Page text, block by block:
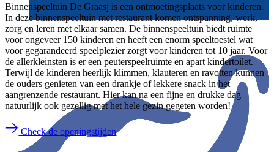
Binnenspeeltuin De Graasj is een ontmoetingsplaats voor kinderen.
In deze binnenspeeltuin met restaurant komen ontspanning, werk,
zorg en leren met elkaar samen. De binnenspeeltuin biedt ruimte
voor ongeveer 150 kinderen en heeft een enorm speeltoestel wat
voor gegarandeerd speelplezier zorgt voor kinderen tot 10 jaar. Voor
de allerkleinsten is er een peuterspeelruimte en apart kindertoilet.
Terwijl de kinderen heerlijk klimmen, klauteren en ravotten kunnen
de ouders genieten van een drankje of lekkere snack in het
aangrenzende restaurant. Hier kan na een fijne en drukke dag
natuurlijk ook gezellig met het hele gezin gegeten worden!
Check de openingstijden